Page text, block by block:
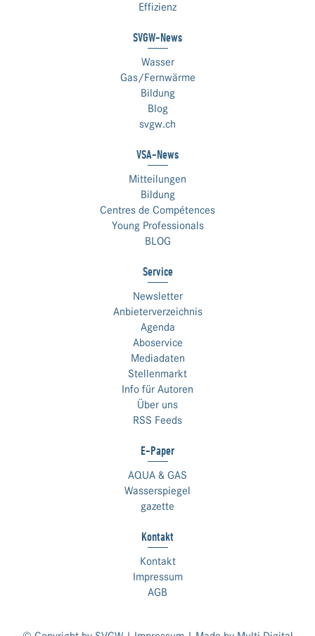
Effizienz
SVGW-News
Wasser
Gas/Fernwärme
Bildung
Blog
svgw.ch
VSA-News
Mitteilungen
Bildung
Centres de Compétences
Young Professionals
BLOG
Service
Newsletter
Anbieterverzeichnis
Agenda
Aboservice
Mediadaten
Stellenmarkt
Info für Autoren
Über uns
RSS Feeds
E-Paper
AQUA & GAS
Wasserspiegel
gazette
Kontakt
Kontakt
Impressum
AGB